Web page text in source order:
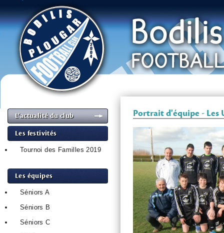
L’actualité du club
Les festivités
Tournoi des Familles 2019
Les équipes
Séniors A
Séniors B
Séniors C
Portrait d'équipe - Les